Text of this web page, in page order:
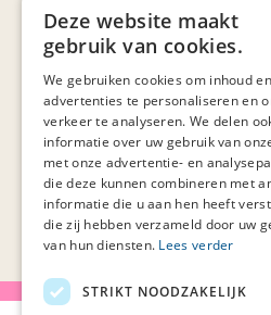
de inhoudelijke
van Palliaweb om
Ik ga akkoord
Verstuur
Deze website maakt
gebruik van cookies.
We gebruiken cookies om inhoud en
advertenties te personaliseren en
verkeer te analyseren. We delen
informatie over uw gebruik van
met onze advertentie- en
die deze kunnen combineren met
informatie die u aan hen heeft
die zij hebben verzameld door uw
van hun diensten. Lees verder
STRIKT NOODZAKELIJK